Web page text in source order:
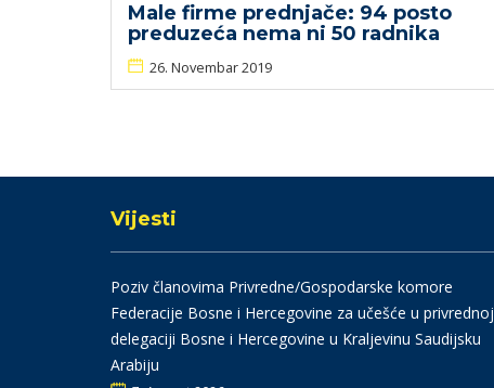
Male firme prednjače: 94 posto
preduzeća nema ni 50 radnika
26. Novembar 2019
Vijesti
Poziv članovima Privredne/Gospodarske komore
Federacije Bosne i Hercegovine za učešće u privrednoj
delegaciji Bosne i Hercegovine u Kraljevinu Saudijsku
Arabiju